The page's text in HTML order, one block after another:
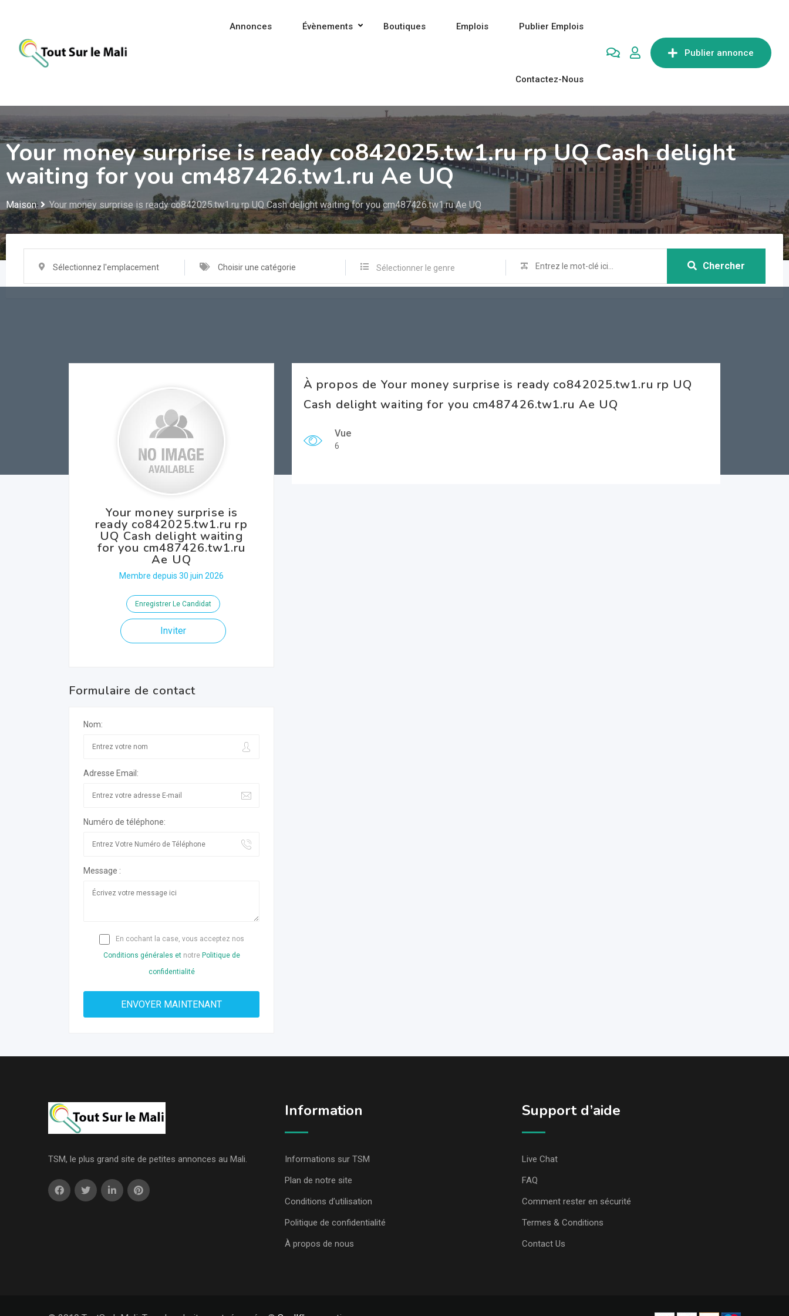
contenu
Publier annonce
Annonces Évènements Boutiques Emplois Publier Emplois
Contactez-Nous
Your money surprise is ready co842025.tw1.ru rp UQ Cash delight
waiting for you cm487426.tw1.ru Ae UQ
Maison Your money surprise is ready co842025.tw1.ru rp UQ Cash delight waiting for you cm487426.tw1.ru Ae UQ
Sélectionnez l'emplacement Choisir une catégorie Sélectionner le genre Chercher
Your money surprise is
ready co842025.tw1.ru rp
UQ Cash delight waiting
for you cm487426.tw1.ru
Ae UQ
Membre depuis 30 juin 2026
Enregistrer Le Candidat
Inviter
Formulaire de contact
Nom:
Adresse Email:
Numéro de téléphone:
Message :
En cochant la case, vous acceptez nos
Conditions générales etnotre Politique de
confidentialité
À propos de Your money surprise is ready co842025.tw1.ru rp UQ
Cash delight waiting for you cm487426.tw1.ru Ae UQ
Vue
6
TSM, le plus grand site de petites annonces au Mali.
Information
Informations sur TSM
Plan de notre site
Conditions d’utilisation
Politique de confidentialité
À propos de nous
Support d’aide
Live Chat
FAQ
Comment rester en sécurité
Termes & Conditions
Contact Us